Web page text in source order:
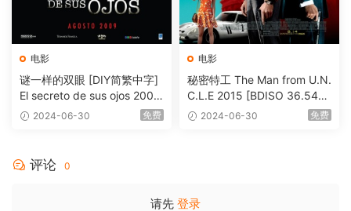
电影
谜一样的双眼 [DIY简繁中字]
El secreto de sus ojos 2009
1080p Blu-ray AVC DTS-HD
2024-06-30 免费
电影
秘密特工 The Man from U.N.
C.L.E 2015 [BDISO 36.54G
B] 2024-06-30 免费
评论 0
请先 登录